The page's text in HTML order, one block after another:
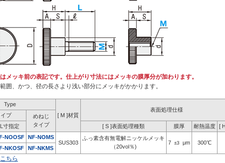
メッキ前の表記です。仕上がり寸法にはメッキの膜厚分が加わります。
囲、かつ、径の長さより浅い部分にメッキがかかります。
Type
[ M ]材質
表面処理仕様
プ
めねじ
タイプ
L寸指定 [ S ]表面処理種類 膜厚 耐熱温度
[
NOOSF
NF-NOMS
SUS303
ふっ素含有無電解ニッケルメッキ
（20vol％)
7 ±3 μm 300℃
NKOSF NF-NKMS
こちら